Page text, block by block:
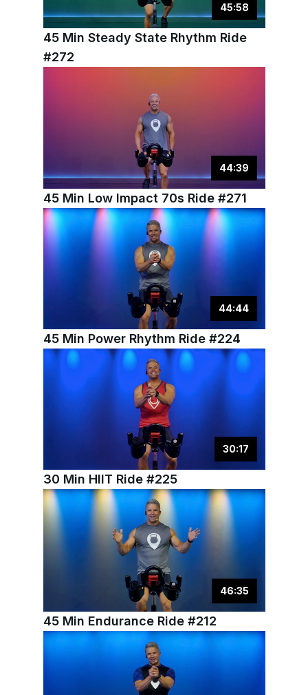
45:58
45 Min Steady State Rhythm Ride
#272
44:39
45 Min Low Impact 70s Ride #271
44:44
45 Min Power Rhythm Ride #224
30:17
30 Min HIIT Ride #225
46:35
45 Min Endurance Ride #212